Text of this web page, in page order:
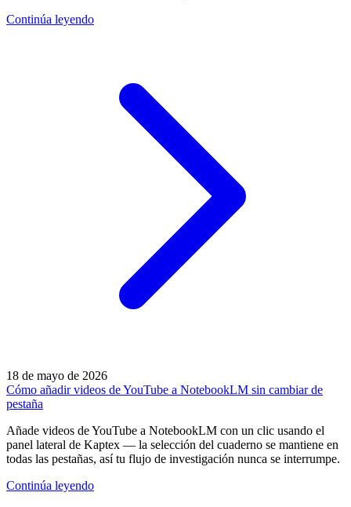
Continúa leyendo
18 de mayo de 2026
Cómo añadir videos de YouTube a NotebookLM sin cambiar de
pestaña
Añade videos de YouTube a NotebookLM con un clic usando el
panel lateral de Kaptex — la selección del cuaderno se mantiene en
todas las pestañas, así tu flujo de investigación nunca se interrumpe.
Continúa leyendo